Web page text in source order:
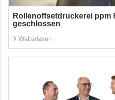
Rollenoffsetdruckerei ppm
geschlossen
Weiterlesen